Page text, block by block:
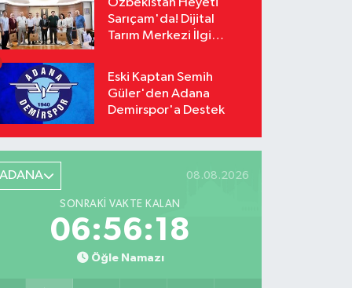
Sarıçam'da! Dijital
Tarım Merkezi İlgi
Eski Kaptan Semih
Güler'den Adana
Demirspor'a Destek
ADANA 08.08.2026
SONRAKI VAKTE KALAN
06:56:17
Öğle Namazı